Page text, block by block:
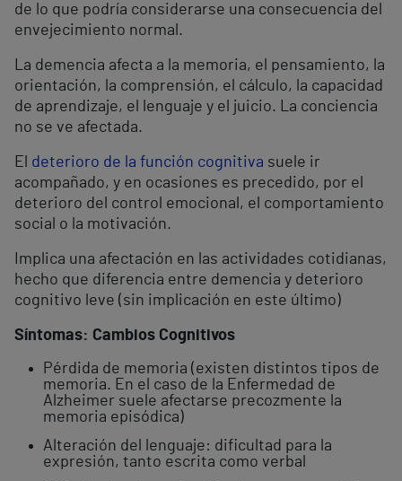
de lo que podría considerarse una consecuencia del
envejecimiento normal.
La demencia afecta a la memoria, el pensamiento, la
orientación, la comprensión, el cálculo, la capacidad
de aprendizaje, el lenguaje y el juicio. La conciencia
no se ve afectada.
El deterioro de la función cognitiva suele ir
acompañado, y en ocasiones es precedido, por el
deterioro del control emocional, el comportamiento
social o la motivación.
Implica una afectación en las actividades cotidianas,
hecho que diferencia entre demencia y deterioro
cognitivo leve (sin implicación en este último)
Síntomas: Cambios Cognitivos
Pérdida de memoria (existen distintos tipos de
memoria. En el caso de la Enfermedad de
Alzheimer suele afectarse precozmente la
memoria episódica)
Alteración del lenguaje: dificultad para la
expresión, tanto escrita como verbal